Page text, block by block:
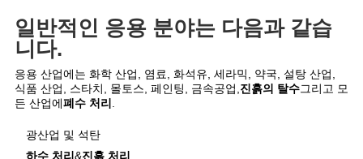
PRIVACY
POLICY
일반적인 응용 분야는 다음과 같습
니다.
응용 산업에는 화학 산업, 염료, 화석유, 세라믹, 약국, 설탕 산업,
식품 산업, 스타치, 몰토스, 페인팅, 금속공업,진흙의 탈수그리고 모
든 산업에폐수 처리 .
광산업 및 석탄
하수 처리 &진흙 처리